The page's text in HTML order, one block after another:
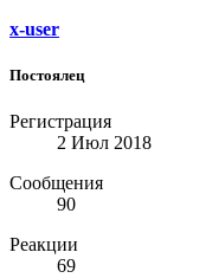
x-user
Постоялец
Регистрация
2 Июл 2018
Сообщения
90
Реакции
69